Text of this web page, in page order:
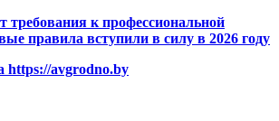
требования к профессиональной
правила вступили в силу в 2026 году
https://avgrodno.by